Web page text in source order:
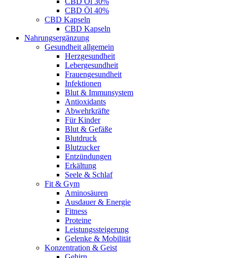
CBD Öl 40%
CBD Kapseln
CBD Kapseln
Nahrungsergänzung
Gesundheit allgemein
Herzgesundheit
Lebergesundheit
Frauengesundheit
Infektionen
Blut & Immunsystem
Antioxidants
Abwehrkräfte
Für Kinder
Blut & Gefäße
Blutdruck
Blutzucker
Entzündungen
Erkältung
Seele & Schlaf
Fit & Gym
Aminosäuren
Ausdauer & Energie
Fitness
Proteine
Leistungssteigerung
Gelenke & Mobilität
Konzentration & Geist